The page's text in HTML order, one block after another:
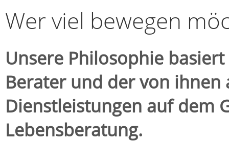
Wer viel bewegen
Unsere Philosophie
Berater und der von
Dienstleistungen auf dem
Lebensberatung.